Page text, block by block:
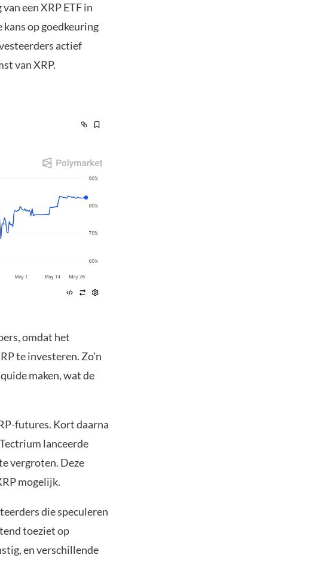
een XRP ETF in
op goedkeuring
actief
van XRP.
omdat het
te investeren. Zo’n
maken, wat de
futures. Kort daarna
lanceerde
vergroten. Deze
mogelijk.
die speculeren
toeziet op
en verschillende